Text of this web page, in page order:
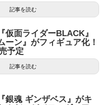
記事を読む
仮面ライダーBLACK』
ーン』がフィギュア化！
予定
記事を読む
銀魂 ギンザベス』がキ